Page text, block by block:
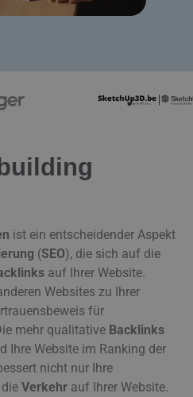
ist ein entscheidender Aspekt
(SEO), die sich auf die
auf Ihrer Website.
Websites zu Ihrer
für
mehr qualitative Backlinks
Ihre Website im Ranking der
nicht nur Ihre
Verkehr auf Ihrer Website.